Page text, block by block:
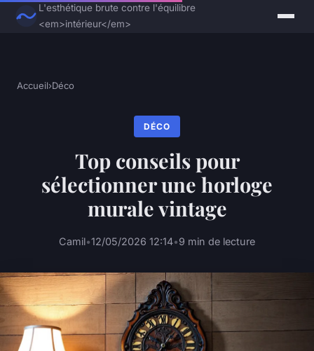
L'esthétique brute contre l'équilibre
<em>intérieur</em>
Accueil›Déco
DÉCO
Top conseils pour
sélectionner une horloge
murale vintage
Camil•12/05/2026 12:14•9 min de lecture